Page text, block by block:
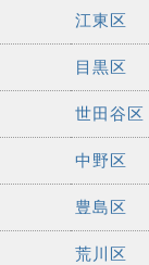
江東区
目黒区
世田谷区
中野区
豊島区
荒川区